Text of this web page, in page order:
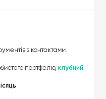
з контактами
портфелю, клубний